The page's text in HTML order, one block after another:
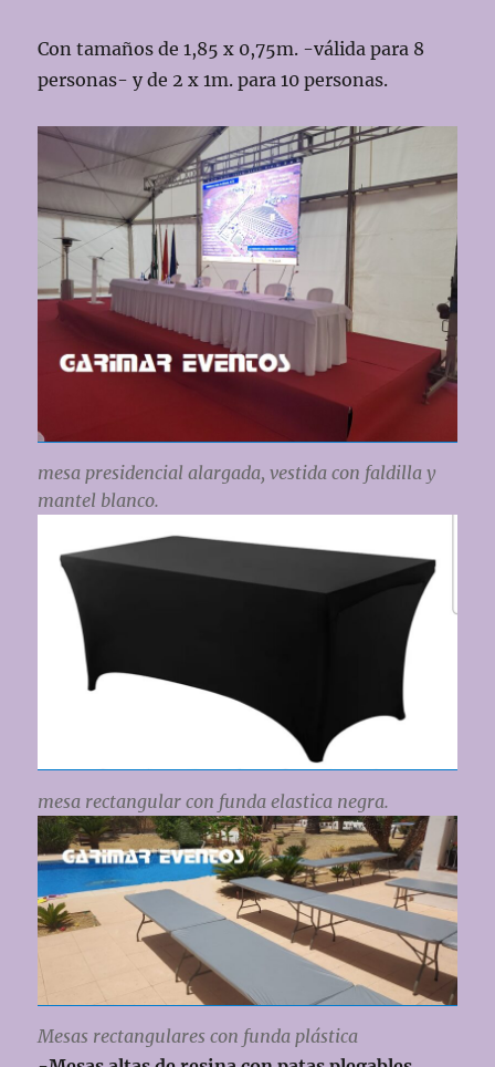
Con tamaños de 1,85 x 0,75m. -válida para 8
personas- y de 2 x 1m. para 10 personas.
mesa presidencial alargada, vestida con faldilla y
mantel blanco.
mesa rectangular con funda elastica negra.
Mesas rectangulares con funda plástica